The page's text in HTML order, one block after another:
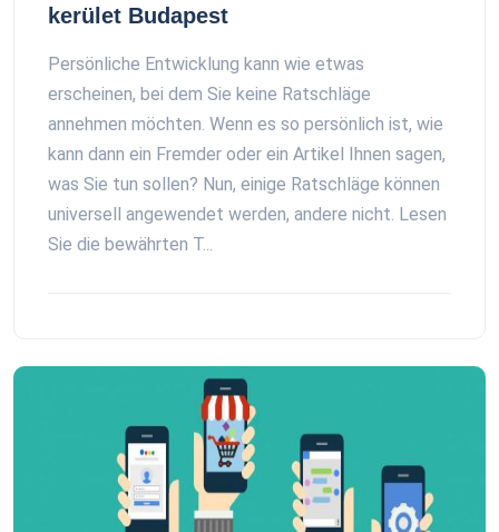
kerület Budapest
Persönliche Entwicklung kann wie etwas
erscheinen, bei dem Sie keine Ratschläge
annehmen möchten. Wenn es so persönlich ist, wie
kann dann ein Fremder oder ein Artikel Ihnen sagen,
was Sie tun sollen? Nun, einige Ratschläge können
universell angewendet werden, andere nicht. Lesen
Sie die bewährten T...